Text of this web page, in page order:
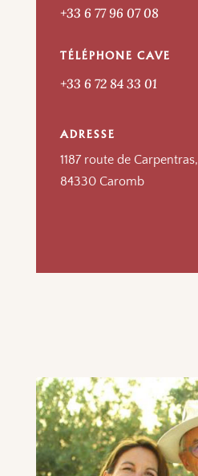
+33 6 77 96 07 08
TÉLÉPHONE CAVE
+33 6 72 84 33 01
ADRESSE
1187 route de Carpentras,
84330 Caromb